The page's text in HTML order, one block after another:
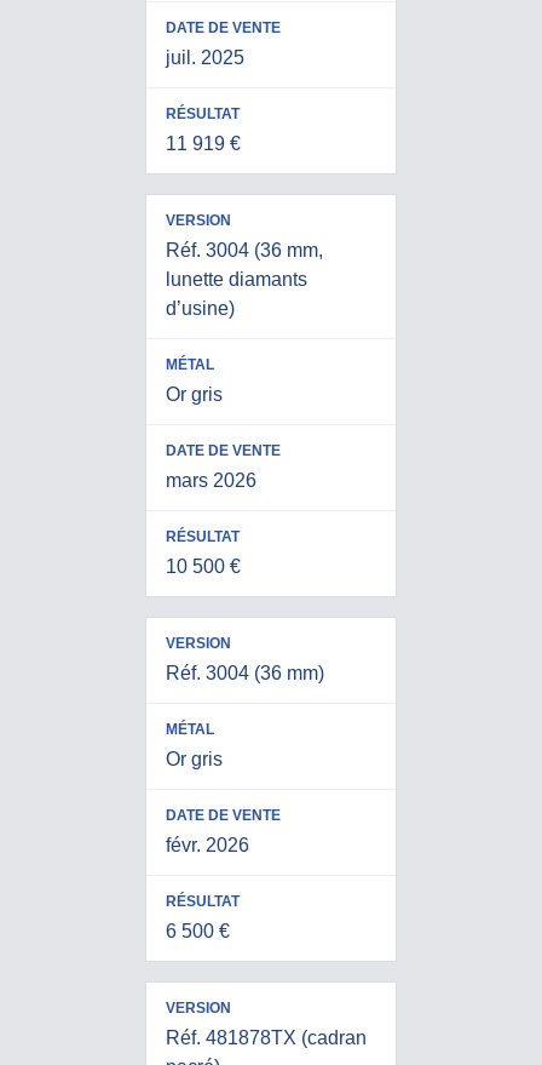
juil. 2025
11 919 €
Réf. 3004 (36 mm,
lunette diamants
d’usine)
Or gris
mars 2026
10 500 €
Réf. 3004 (36 mm)
Or gris
févr. 2026
6 500 €
Réf. 481878TX (cadran